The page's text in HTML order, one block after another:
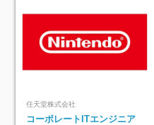
任天堂株式会社
コーポレートITエンジニア